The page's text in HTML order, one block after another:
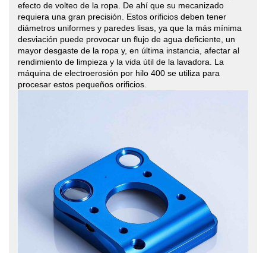
efecto de volteo de la ropa. De ahí que su mecanizado
requiera una gran precisión. Estos orificios deben tener
diámetros uniformes y paredes lisas, ya que la más mínima
desviación puede provocar un flujo de agua deficiente, un
mayor desgaste de la ropa y, en última instancia, afectar al
rendimiento de limpieza y la vida útil de la lavadora. La
máquina de electroerosión por hilo 400 se utiliza para
procesar estos pequeños orificios.